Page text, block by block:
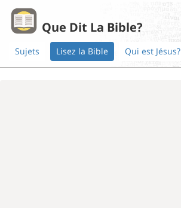
Que Dit La Bible?
Sujets Lisez la Bible Qui est Jésus?